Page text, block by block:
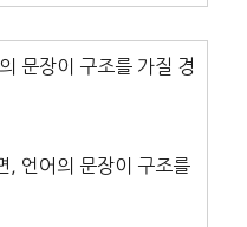
문장이 구조를 가질 경
, 언어의 문장이 구조를